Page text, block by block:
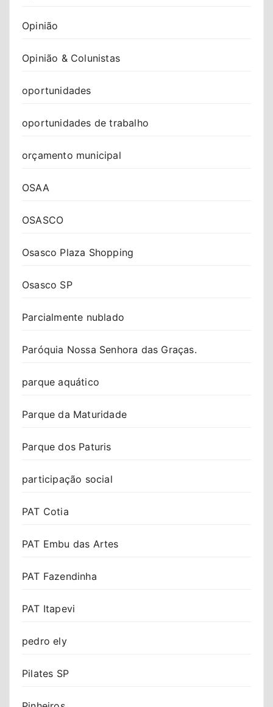
Opinião
Opinião & Colunistas
oportunidades
oportunidades de trabalho
orçamento municipal
OSAA
OSASCO
Osasco Plaza Shopping
Osasco SP
Parcialmente nublado
Paróquia Nossa Senhora das Graças.
parque aquático
Parque da Maturidade
Parque dos Paturis
participação social
PAT Cotia
PAT Embu das Artes
PAT Fazendinha
PAT Itapevi
pedro ely
Pilates SP